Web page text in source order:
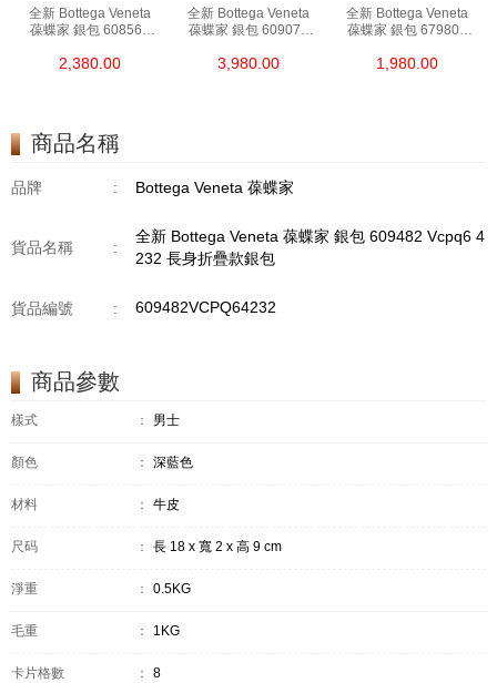
全新 Bottega Veneta
葆蝶家 銀包 608563
2,380.00
全新 Bottega Veneta
葆蝶家 銀包 609070
長身啪鈕款銀包
3,980.00
全新 Bottega Veneta
葆蝶家 銀包 679802
1,980.00
商品名稱
品牌 : Bottega Veneta 葆蝶家
貨品名稱 :
全新 Bottega Veneta 葆蝶家 銀包 609482 Vcpq6 4
232 長身折疊款銀包
貨品編號 : 609482VCPQ64232
商品參數
樣式 ： 男士
顏色 ： 深藍色
材料 ： 牛皮
尺码 ： 長 18 x 寬 2 x 高 9 cm
淨重 ： 0.5KG
毛重 ： 1KG
卡片格數 ： 8